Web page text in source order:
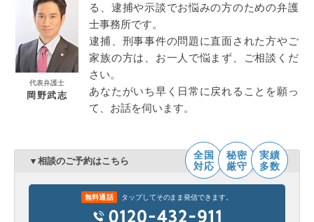
代表弁護士
岡野武志
る、逮捕や示談でお悩みの方のための弁護
士事務所です。
逮捕、刑事事件の問題に直面された方やご
家族の方は、お一人で悩まず、ご相談くだ
さい。
あなたがいち早く日常に戻れることを願っ
て、お話を伺います。
▼相談のご予約はこちら
全国
対応
秘密
厳守
実績
多数
無料通話 タップしてそのまま発信できます。